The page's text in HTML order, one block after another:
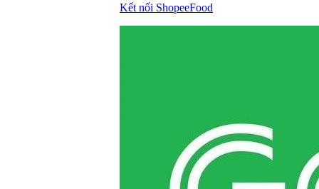
Kết nối ShopeeFood